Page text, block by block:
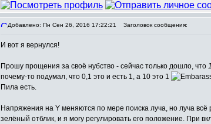
Добавлено: Пн Сен 26, 2016 17:22:21 Заголовок сообщения:
И вот я вернулся!
Прошу прощения за своё нубство - сейчас только дошло, что
почему-то подумал, что 0,1 это и есть 1, а 10 это 1
Пила есть.
Напряжения на Y меняются по мере поиска луча, но луча
зелёный отблик, и я могу регулировать его положение. При